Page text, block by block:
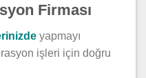
Firması
yapmayı
işleri için doğru